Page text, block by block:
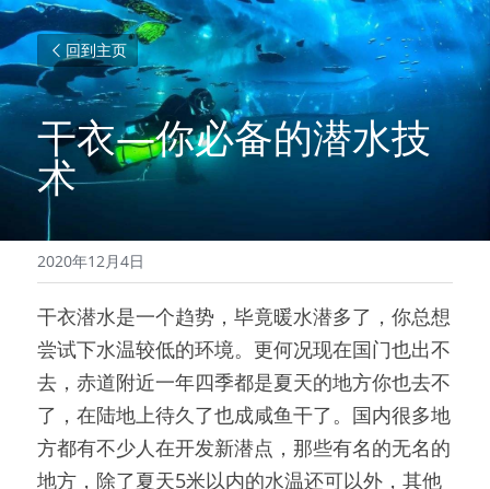
回到主页
干衣—你必备的潜水技
术
2020年12月4日
干衣潜水是一个趋势，毕竟暖水潜多了，你总想
尝试下水温较低的环境。更何况现在国门也出不
去，赤道附近一年四季都是夏天的地方你也去不
了，在陆地上待久了也成咸鱼干了。国内很多地
方都有不少人在开发新潜点，那些有名的无名的
地方，除了夏天5米以内的水温还可以外，其他